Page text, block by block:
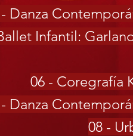
Danza
Infantil:
06 - Coregrafía
Danza
08 -